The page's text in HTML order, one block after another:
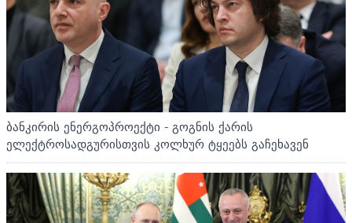
ბანკირის ენერგოპროექტი - გოგნის ქარის
ელექტროსადგურისთვის კოლხურ ტყეებს გაჩეხავენ